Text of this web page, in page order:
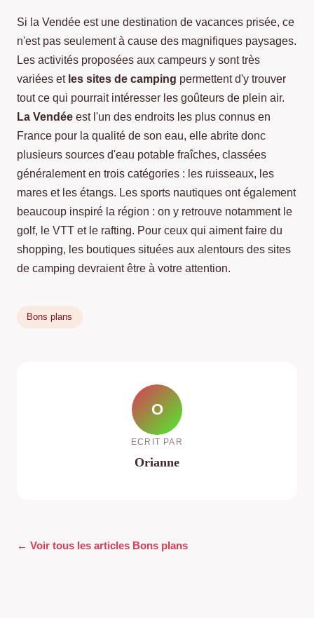
Si la Vendée est une destination de vacances prisée, ce
n'est pas seulement à cause des magnifiques paysages.
Les activités proposées aux campeurs y sont très
variées et les sites de camping permettent d'y trouver
tout ce qui pourrait intéresser les goûteurs de plein air.
La Vendée est l'un des endroits les plus connus en
France pour la qualité de son eau, elle abrite donc
plusieurs sources d'eau potable fraîches, classées
généralement en trois catégories : les ruisseaux, les
mares et les étangs. Les sports nautiques ont également
beaucoup inspiré la région : on y retrouve notamment le
golf, le VTT et le rafting. Pour ceux qui aiment faire du
shopping, les boutiques situées aux alentours des sites
de camping devraient être à votre attention.
Bons plans
O
ECRIT PAR
Orianne
← Voir tous les articles Bons plans